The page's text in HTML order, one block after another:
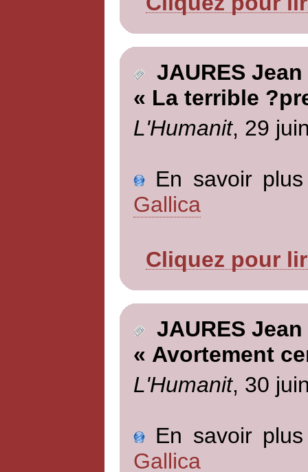
JAURES Jean
« La terrible
L'Humanit, 29
En savoir
Gallica
Cliquez pour
JAURES Jean
« Avortement
L'Humanit, 30
En savoir
Gallica